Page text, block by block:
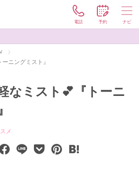
ナビ
電話 予約
ニングミスト』
なミスト💕『トーニ
メ